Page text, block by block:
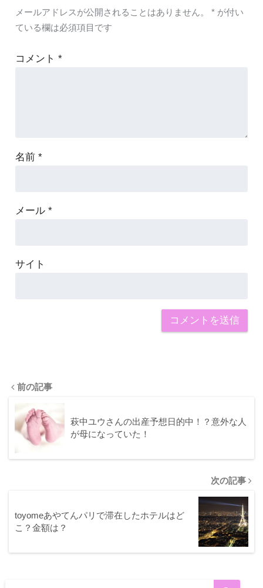
メールアドレスが公開されることはありません。 *が付い
ている欄は必須項目です
コメント *
名前 *
メール *
サイト
前の記事
萩中ユウさんの出産予想日的中！？意外な人
が母になっていた！
次の記事
toyomeあやてんパリで滞在したホテルはど
こ？金額は？